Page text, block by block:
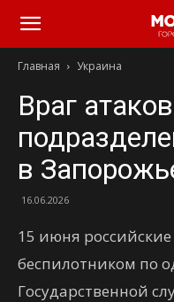
Главная Украина
Враг
в
16.06.2026
15 июня
беспилотником по
Государственной